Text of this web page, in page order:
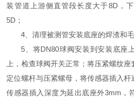
装管道上游侧直管段长度大于8D，
5D；
4、清理被测管安装底座的焊渣和
5、将DN80球阀安装到安装底座
上，检查球阀开关正常；将压紧螺纹
定位螺杆与压紧螺母，将传感器插入杆
传感器插入深度为延出底座外3mm，